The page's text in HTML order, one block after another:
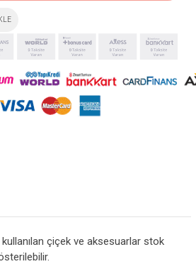
kullanılan çiçek ve aksesuarlar stok